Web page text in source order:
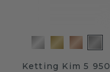
Ketting Kim 5 950